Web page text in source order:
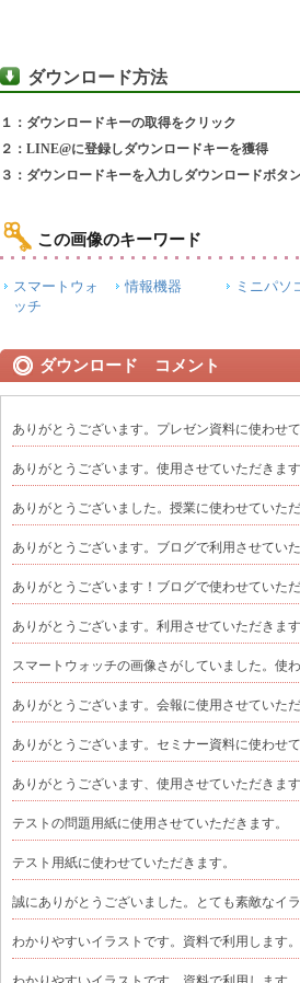
ダウンロード方法
１：ダウンロードキーの取得をクリック
２：LINE@に登録しダウンロードキーを獲得
３：ダウンロードキーを入力しダウンロードボタ
この画像のキーワード
スマートウォ
ッチ
情報機器 ミニパソ
ダウンロード コメント
ありがとうございます。プレゼン資料に使わせて
ありがとうございます。使用させていただきます
ありがとうございました。授業に使わせていただ
ありがとうございます。ブログで利用させていた
ありがとうございます！ブログで使わせていただ
ありがとうございます。利用させていただきます
スマートウォッチの画像さがしていました。使
ありがとうございます。会報に使用させていただ
ありがとうございます。セミナー資料に使わせて
ありがとうございます、使用させていただきます
テストの問題用紙に使用させていただきます。
テスト用紙に使わせていただきます。
誠にありがとうございました。とても素敵なイラ
わかりやすいイラストです。資料で利用します。